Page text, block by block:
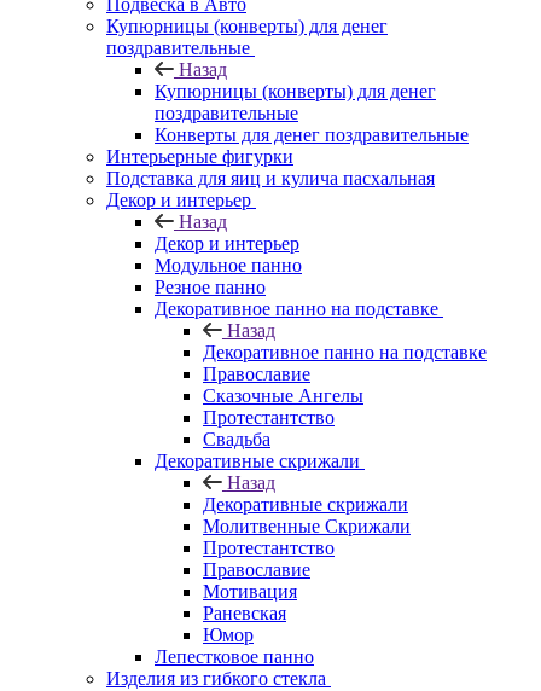
Подвеска в Авто
Купюрницы (конверты) для денег
поздравительные
Назад
Купюрницы (конверты) для денег
поздравительные
Конверты для денег поздравительные
Интерьерные фигурки
Подставка для яиц и кулича пасхальная
Декор и интерьер
Назад
Декор и интерьер
Модульное панно
Резное панно
Декоративное панно на подставке
Назад
Декоративное панно на подставке
Православие
Сказочные Ангелы
Протестантство
Свадьба
Декоративные скрижали
Назад
Декоративные скрижали
Молитвенные Скрижали
Протестантство
Православие
Мотивация
Раневская
Юмор
Лепестковое панно
Изделия из гибкого стекла